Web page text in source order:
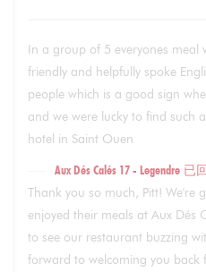
In a group of 5 everyones meal
friendly and helpfully spoke
people which is a good sign
and we were lucky to find such
hotel in Saint Ouen
Aux Dés Calés 17 - Legendre 已
Thank you so much, Pitt! We're
enjoyed their meals at Aux Dés
to see our restaurant buzzing
forward to welcoming you back